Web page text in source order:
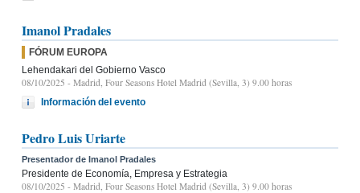
Imanol Pradales
FÓRUM EUROPA
Lehendakari del Gobierno Vasco
08/10/2025 - Madrid, Four Seasons Hotel Madrid (Sevilla, 3) 9.00 horas
Información del evento
Pedro Luis Uriarte
Presentador de Imanol Pradales
Presidente de Economía, Empresa y Estrategia
08/10/2025 - Madrid, Four Seasons Hotel Madrid (Sevilla, 3) 9.00 horas